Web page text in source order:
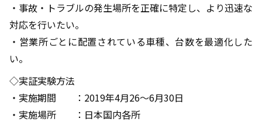
・事故・トラブルの発生場所を正確に特定し、より迅速な
対応を行いたい。
・営業所ごとに配置されている車種、台数を最適化した
い。
◇実証実験方法
・実施期間 ：2019年4月26～6月30日
・実施場所 ：日本国内各所